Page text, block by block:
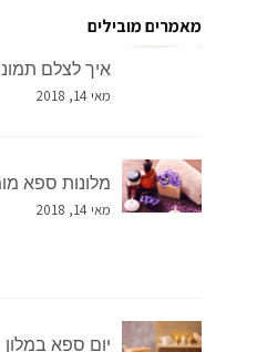
מאמרים מובילים
איך לצלם
מאי 14, 2018
מלונות ספא
מאי 14, 2018
יום ספא